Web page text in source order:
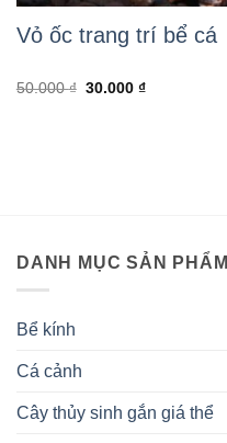
Vỏ ốc trang trí bể cá
50.000₫ Giá
30.000 ₫Giá
DANH MỤC SẢN PHẨM
Bể kính
Cá cảnh
Cây thủy sinh gắn giá thể